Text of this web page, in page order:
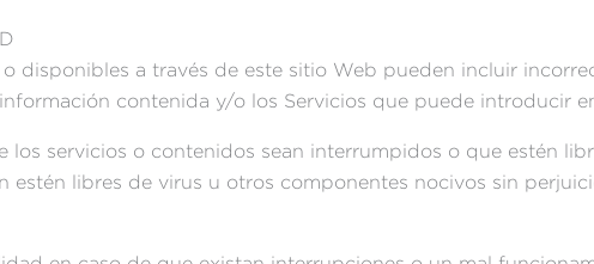
disponibles a través de este sitio Web pueden incluir
contenida y/o los Servicios que puede introducir
los servicios o contenidos sean interrumpidos o que estén
estén libres de virus u otros componentes nocivos sin